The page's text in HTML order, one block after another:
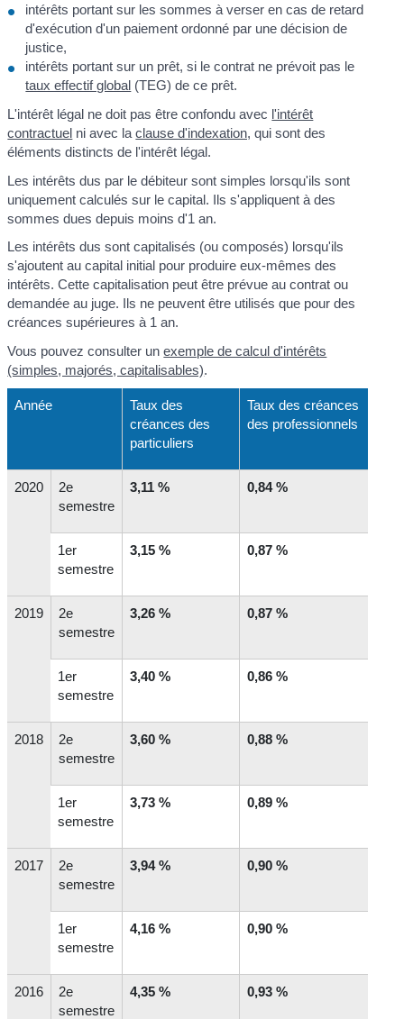
intérêts portant sur les sommes à verser en cas de retard
d'exécution d'un paiement ordonné par une décision de
justice,
intérêts portant sur un prêt, si le contrat ne prévoit pas le
taux effectif global (TEG) de ce prêt.
L'intérêt légal ne doit pas être confondu avec l'intérêt
contractuel ni avec laclause d'indexation, qui sont des
éléments distincts de l'intérêt légal.
Les intérêts dus par le débiteur sont simples lorsqu'ils sont
uniquement calculés sur le capital. Ils s'appliquent à des
sommes dues depuis moins d'1 an.
Les intérêts dus sont capitalisés (ou composés) lorsqu'ils
s'ajoutent au capital initial pour produire eux-mêmes des
intérêts. Cette capitalisation peut être prévue au contrat ou
demandée au juge. Ils ne peuvent être utilisés que pour des
créances supérieures à 1 an.
Vous pouvez consulter unexemple de calcul d'intérêts
(simples, majorés, capitalisables).
Année
Taux des
créances des
particuliers
Taux des créances
des professionnels
2020 2e
semestre
3,11 % 0,84 %
1er
semestre
3,15 % 0,87 %
2019 2e
semestre
3,26 % 0,87 %
1er
semestre
3,40 % 0,86 %
2018 2e
semestre
3,60 % 0,88 %
1er
semestre
3,73 % 0,89 %
2017 2e
semestre
3,94 % 0,90 %
1er
semestre
4,16 % 0,90 %
2016 2e
semestre
4,35 % 0,93 %